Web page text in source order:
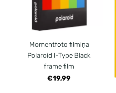
Momentfoto filmiņa
Polaroid I-Type Black
frame film
€19,99